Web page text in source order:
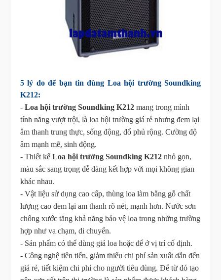
5 lý do để bạn tin dùng Loa hội trường Soundking
K212:
- Loa hội trường Soundking K212 mang trong mình
tính năng vượt trội, là loa hội trường giá rẻ nhưng đem lại
âm thanh trung thực, sống động, đổ phủ rộng. Cường độ
âm mạnh mẽ, sinh động.
- Thiết kế Loa hội trường Soundking K212 nhỏ gọn,
màu sắc sang trọng dễ dàng kết hợp với mọi không gian
khác nhau.
- Vật liệu sử dụng cao cấp, thùng loa làm bằng gỗ chất
lượng cao đem lại am thanh rõ nét, mạnh hơn. Nước sơn
chống xước tăng khả năng bảo vệ loa trong những trường
hợp như va chạm, di chuyển.
- Sản phẩm có thể dùng giá loa hoặc để ở vị trí cố định.
- Công nghệ tiên tiến, giảm thiểu chi phí sản xuất dẫn đến
giá rẻ, tiết kiệm chi phí cho người tiêu dùng. Để từ đó tạo